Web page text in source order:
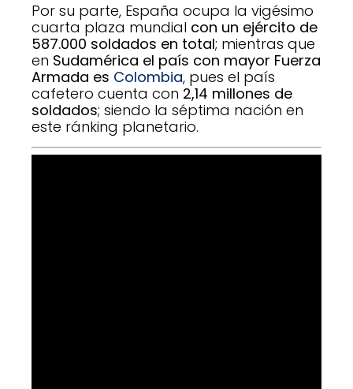
Por su parte, España ocupa la vigésimo
cuarta plaza mundial con un ejército de
587.000 soldados en total; mientras que
en Sudamérica el país con mayor Fuerza
Armada es Colombia, pues el país
cafetero cuenta con 2,14 millones de
soldados; siendo la séptima nación en
este ránking planetario.